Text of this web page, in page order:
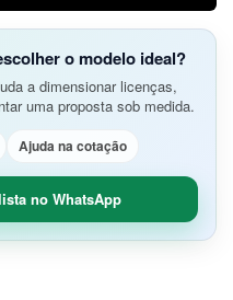
o modelo ideal?
a dimensionar licenças,
uma proposta sob medida.
Ajuda na cotação
no WhatsApp